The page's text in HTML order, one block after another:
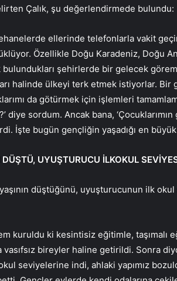
Çalık, şu değerlendirmede bulundu:
ellerinde telefonlarla vakit
Özellikle Doğu Karadeniz, Doğu
şehirlerde bir gelecek
halinde ülkeyi terk etmek istiyorlar. Bir
da götürmek için işlemleri
diye sordum. Ancak bana,
İşte bugün gençliğin yaşadığı en
UYUŞTURUCU İLKOKUL
düştüğünü, uyuşturucunun ilk
kuruldu ki kesintisiz eğitimle, taşımalı
vasıfsız bireyler haline getirildi. Sonra
seviyelerine indi, ahlaki yapımız